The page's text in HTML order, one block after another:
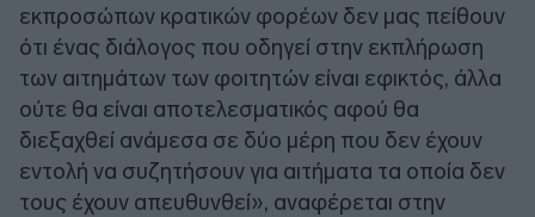
εκπροσώπων κρατικών φορέων δεν μας πείθουν
ότι ένας διάλογος που οδηγεί στην εκπλήρωση
των αιτημάτων των φοιτητών είναι εφικτός, άλλα
ούτε θα είναι αποτελεσματικός αφού θα
διεξαχθεί ανάμεσα σε δύο μέρη που δεν έχουν
εντολή να συζητήσουν για αιτήματα τα οποία δεν
τους έχουν απευθυνθεί», αναφέρεται στην